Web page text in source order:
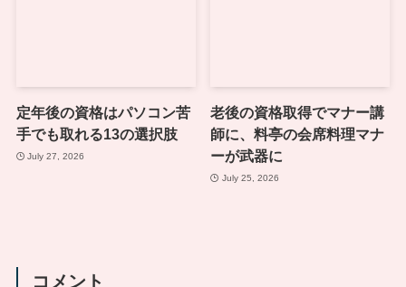
定年後の資格はパソコン苦
手でも取れる13の選択肢
July 27, 2026
老後の資格取得でマナー講
師に、料亭の会席料理マナ
ーが武器に
July 25, 2026
コメント